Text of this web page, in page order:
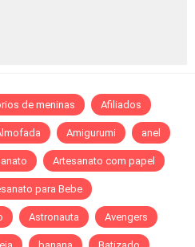
de meninas Afiliados
Amigurumi anel
Artesanato com papel
para Bebe
Astronauta Avengers